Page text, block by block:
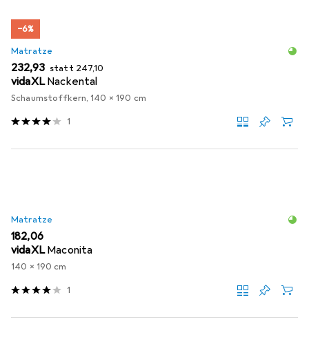
−6%
Matratze
EUR
232,93 statt EUR
247,10
vidaXL Nackental
Schaumstoffkern, 140 x 190 cm
1
Matratze
EUR
182,06
vidaXL Maconita
140 x 190 cm
1